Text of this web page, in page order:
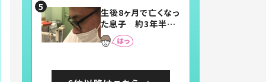
まらない」「幸せにな
れる」
生後8ヶ月で亡くなっ
た息子 約3年半
後、当時の妻の日記
に書いてあった本音